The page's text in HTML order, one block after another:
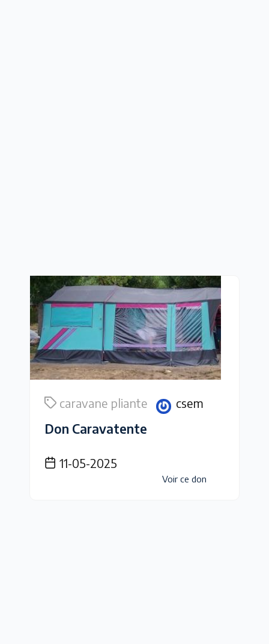
caravane pliante csem
Don Caravatente
11-05-2025
Voir ce don